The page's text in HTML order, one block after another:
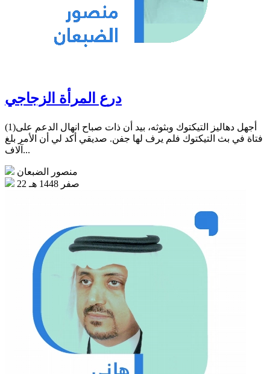
درع المرأة الزجاجي
(1)أجهل دهاليز التيكتوك وبثوثه، بيد أن ذات صباح انهال الدعم على
فتاة في بث التيكتوك فلم يرف لها جفن. صديقي أكد لي أن الأمر بلغ
آلاف...
منصور الضبعان
22 صفر 1448 هـ